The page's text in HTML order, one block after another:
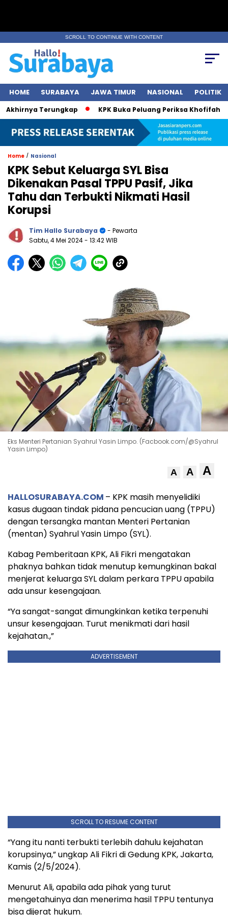
SCROLL TO CONTINUE WITH CONTENT
HOME SURABAYA JAWA TIMUR NASIONAL POLITIK
Terungkap KPK Buka Peluang Periksa Khofifah soal
Home / Nasional
KPK Sebut Keluarga SYL Bisa
Dikenakan Pasal TPPU Pasif, Jika
Tahu dan Terbukti Nikmati Hasil
Korupsi
Tim Hallo Surabaya
- Pewarta
Sabtu, 4 Mei 2024- 13:42 WIB
Eks Menteri Pertanian Syahrul Yasin Limpo. (Facbook.com/@Syahrul
Yasin Limpo)
A A A
HALLOSURABAYA.COM – KPK masih menyelidiki
kasus dugaan tindak pidana pencucian uang (TPPU)
dengan tersangka mantan Menteri Pertanian
(mentan) Syahrul Yasin Limpo (SYL).
Kabag Pemberitaan KPK, Ali Fikri mengatakan
phaknya bahkan tidak menutup kemungkinan bakal
menjerat keluarga SYL dalam perkara TPPU apabila
ada unsur kesengajaan.
“Ya sangat-sangat dimungkinkan ketika terpenuhi
unsur kesengajaan. Turut menikmati dari hasil
kejahatan.,”
ADVERTISEMENT
SCROLL TO RESUME CONTENT
“Yang itu nanti terbukti terlebih dahulu kejahatan
korupsinya,” ungkap Ali Fikri di Gedung KPK, Jakarta,
Kamis (2/5/2024).
Menurut Ali, apabila ada pihak yang turut
mengetahuinya dan menerima hasil TPPU tentunya
bisa dijerat hukum.